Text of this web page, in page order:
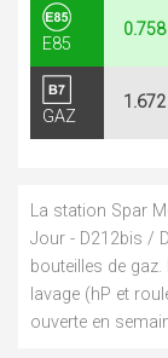
E85
GAZ
La station Spar
Jour - D212bis /
bouteilles de
lavage (hP et
ouverte en